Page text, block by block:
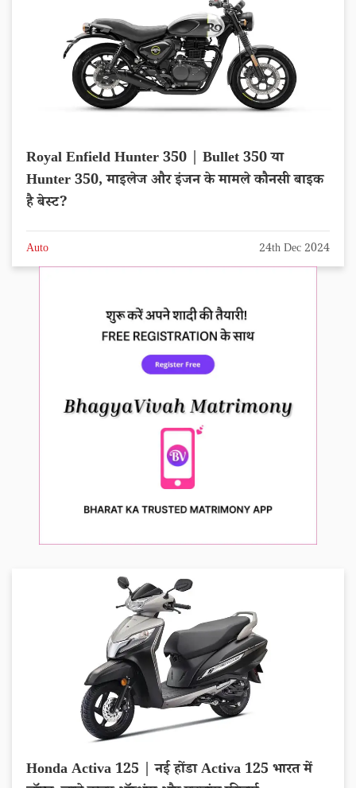
Royal Enfield Hunter 350 | Bullet 350 या
Hunter 350, माइलेज और इंजन के मामले कौनसी बाइक
है बेस्ट?
Auto 24th Dec 2024
Honda Activa 125 | नई होंडा Activa 125 भारत में